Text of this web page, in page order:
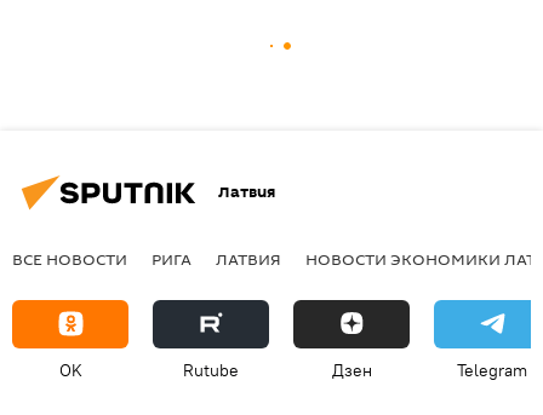
Латвия
ВСЕ НОВОСТИ РИГА ЛАТВИЯ НОВОСТИ ЭКОНОМИКИ
OK Rutube Дзен Telegram